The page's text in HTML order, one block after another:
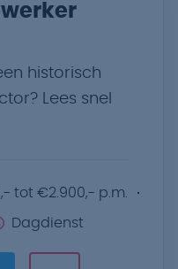
historisch
Lees snel
tot €2.900,- p.m.
Dagdienst